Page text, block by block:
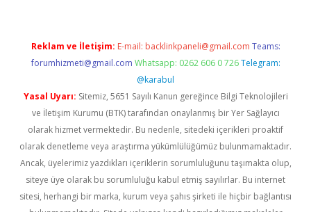
Reklam ve İletişim: E-mail: backlinkpaneli@gmail.com Teams:
forumhizmeti@gmail.com Whatsapp: 0262 606 0 726 Telegram:
@karabul
Yasal Uyarı: Sitemiz, 5651 Sayılı Kanun gereğince Bilgi Teknolojileri
ve İletişim Kurumu (BTK) tarafından onaylanmış bir Yer Sağlayıcı
olarak hizmet vermektedir. Bu nedenle, sitedeki içerikleri proaktif
olarak denetleme veya araştırma yükümlülüğümüz bulunmamaktadır.
Ancak, üyelerimiz yazdıkları içeriklerin sorumluluğunu taşımakta olup,
siteye üye olarak bu sorumluluğu kabul etmiş sayılırlar. Bu internet
sitesi, herhangi bir marka, kurum veya şahıs şirketi ile hiçbir bağlantısı